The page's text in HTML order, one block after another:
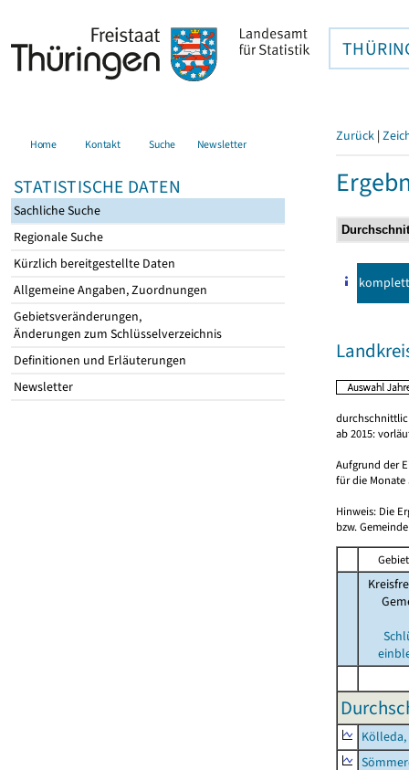
Home Kontakt Suche Newsletter
STATISTISCHE DATEN
Sachliche Suche
Regionale Suche
Kürzlich bereitgestellte Daten
Allgemeine Angaben, Zuordnungen
Gebietsveränderungen,
Änderungen zum Schlüsselverzeichnis
Definitionen und Erläuterungen
Newsletter
Zurück |
komplett
ab 2015:
Aufgrund der
für die Monate
Hinweis: Die
bzw.